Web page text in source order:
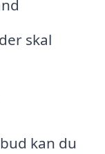
skal
kan du